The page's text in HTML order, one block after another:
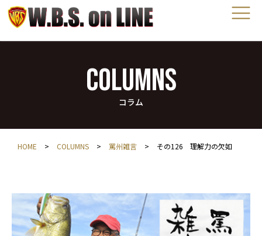
COLUMNS
コラム
HOME > COLUMNS > 罵州雑言 > その126 理解力の欠如